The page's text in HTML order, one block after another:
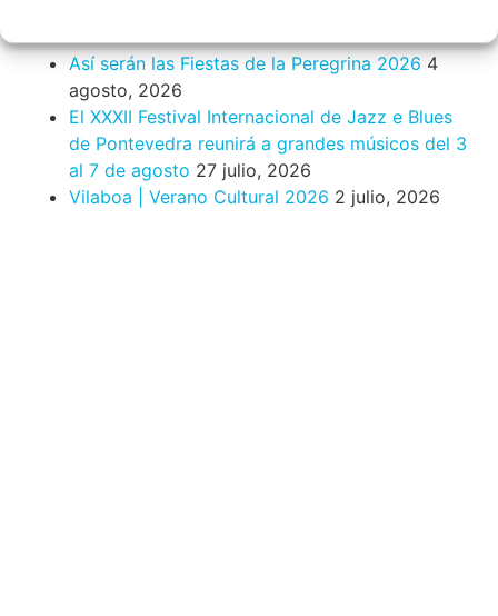
Así serán las Fiestas de la Peregrina 2026 4
agosto, 2026
El XXXII Festival Internacional de Jazz e Blues
de Pontevedra reunirá a grandes músicos del 3
al 7 de agosto 27 julio, 2026
Vilaboa | Verano Cultural 2026 2 julio, 2026